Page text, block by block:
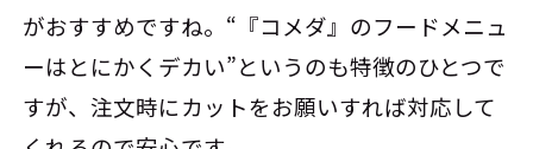
がおすすめですね。“『コメダ』のフードメニュ
ーはとにかくデカい”というのも特徴のひとつで
すが、注文時にカットをお願いすれば対応して